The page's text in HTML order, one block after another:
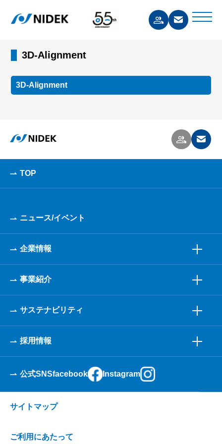
3D-Alignment
3D-Alignment
TOP
ニュース/イベント
企業情報
事業紹介
サステナビリティ
採用情報
公式SNSfacebook Instagram
サイトマップ
ご利用にあたって